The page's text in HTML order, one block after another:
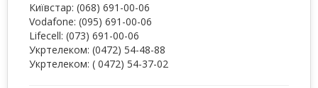
Київстар: (068) 691-00-06
Vodafone: (095) 691-00-06
Lifecell: (073) 691-00-06
Укртелеком: (0472) 54-48-88
Укртелеком: ( 0472) 54-37-02